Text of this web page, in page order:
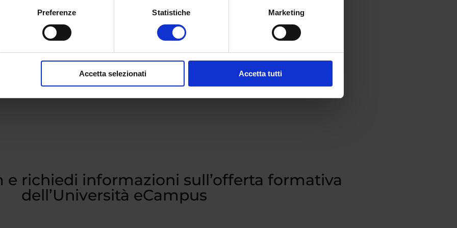
Preferenze Statistiche Marketing
Accetta selezionati Accetta tutti
e richiedi informazioni sull’offerta formativa
dell’Università eCampus